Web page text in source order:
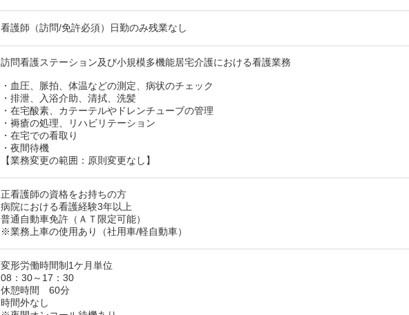
看護師（訪問/免許必須）日勤のみ残業なし
訪問看護ステーション及び小規模多機能居宅介護における看護業務
・血圧、脈拍、体温などの測定、病状のチェック
・排泄、入浴介助、清拭、洗髪
・在宅酸素、カテーテルやドレンチューブの管理
・褥瘡の処理、リハビリテーション
・在宅での看取り
・夜間待機
【業務変更の範囲：原則変更なし】
正看護師の資格をお持ちの方
病院における看護経験3年以上
普通自動車免許（ＡＴ限定可能）
※業務上車の使用あり（社用車/軽自動車）
変形労働時間制1ケ月単位
08：30～17：30
休憩時間 60分
時間外なし